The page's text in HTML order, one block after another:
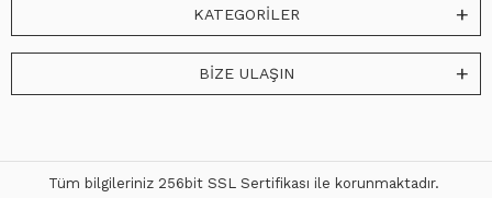
KATEGORİLER
BİZE ULAŞIN
Tüm bilgileriniz 256bit SSL Sertifikası ile korunmaktadır.